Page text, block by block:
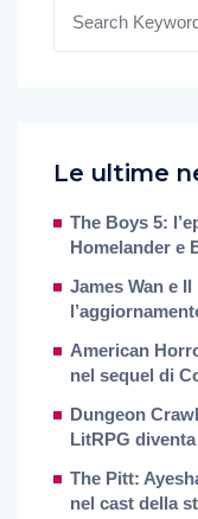
Le ultime
The Boys 5:
Homelander e
James Wan e
American
nel sequel di
Dungeon
LitRPG
The Pitt:
nel cast della